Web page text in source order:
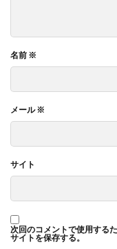
名前 ※
メール※
サイト
次回のコメントで使用する
サイトを保存する。